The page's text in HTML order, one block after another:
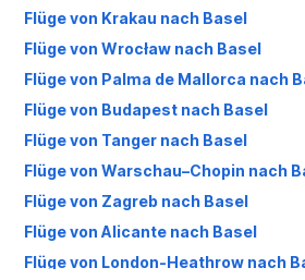
Flüge von Krakau nach Basel
Flüge von Wrocław nach Basel
Flüge von Palma de Mallorca nach
Flüge von Budapest nach Basel
Flüge von Tanger nach Basel
Flüge von Warschau–Chopin nach
Flüge von Zagreb nach Basel
Flüge von Alicante nach Basel
Flüge von London-Heathrow nach